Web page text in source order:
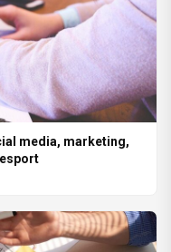
media, marketing,